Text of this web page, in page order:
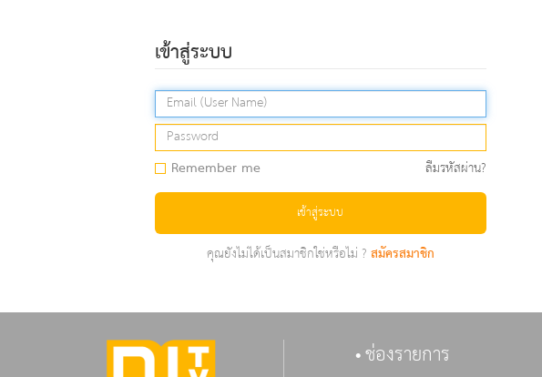
เข้าสู่ระบบ
Remember me ลืมรหัสผ่าน?
เข้าสู่ระบบ
คุณยังไม่ได้เป็นสมาชิกใช่หรือไม่ ?สมัครสมาชิก
ช่องรายการ